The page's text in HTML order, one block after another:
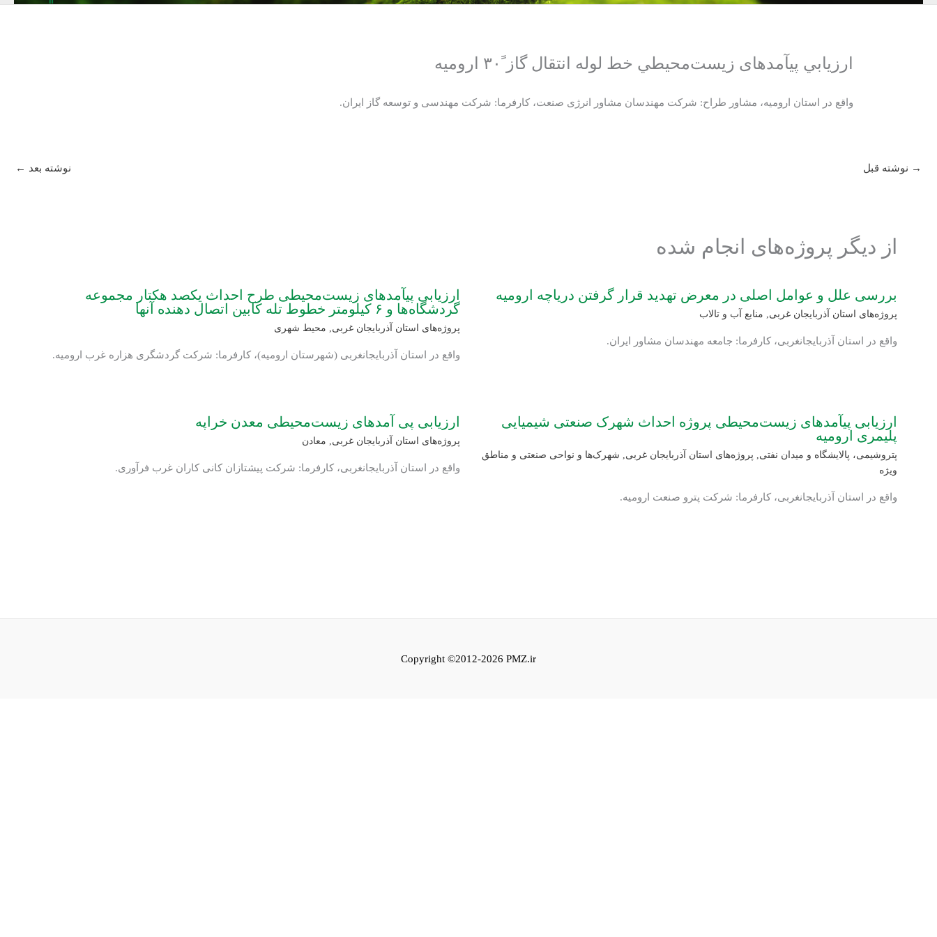
ارزيابي پی‏آمدهای زيست‌محيطي خط لوله انتقال گاز ً‏۳۰ اروميه
واقع در استان ارومیه، مشاور طراح: شرکت مهندسان مشاور انرژی صنعت، کارفرما: شرکت مهندسی و توسعه گاز ایران.
→ نوشته قبل نوشته بعد ←
از دیگر پروژه‌های انجام شده
بررسی علل و عوامل‏ اصلی در معرض تهدید ‏قرار گرفتن دریاچه‏ ارومیه
پروژه‌های استان آذربایجان غربی, منابع آب و تالاب
واقع در استان آذربایجانغربی، کارفرما: جامعه مهندسان مشاور ایران.
ارزیابی پی‏آمدهای زیست‏‌محیطی طرح احداث یکصد هکتار مجموعه
گردشگاه‌ها و ۶ کیلومتر خطوط تله‏ کابین اتصال‏ دهنده آنها
پروژه‌های استان آذربایجان غربی, محیط شهری
واقع در استان آذربایجانغربی (شهرستان ارومیه)، کارفرما: شرکت گردشگری هزاره غرب ارومیه.
ارزیابی پی‏آمدهای زیست‏‌محیطی پروژه احداث شهرک صنعتی شیمیایی
پلیمری ارومیه
پتروشیمی، پالایشگاه و میدان نفتی, پروژه‌های استان آذربایجان غربی, شهرک‌ها و نواحی صنعتی و مناطق
ویژه
واقع در استان آذربایجانغربی، کارفرما: شرکت پترو صنعت ارومیه.
ارزیابی پی آمدهای زیست‌محیطی معدن خراپه
پروژه‌های استان آذربایجان غربی, معادن
واقع در استان آذربایجانغربی، کارفرما: شرکت پیشتازان کانی کاران غرب فرآوری.
Copyright ©2012-2026 PMZ.ir